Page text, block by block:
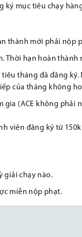
ký mục tiêu chạy
thành mới phải nộp
Thời hạn hoàn
tháng đã đăng
của tháng không
gia (ACE không phải
viên đăng ký từ
giải chạy nào.
miễn nộp phạt.